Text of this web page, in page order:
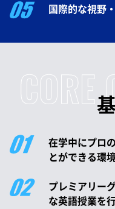
国際的な視野
CORE
在学中にプロ
とができる環
プレミアリー
な英語授業を